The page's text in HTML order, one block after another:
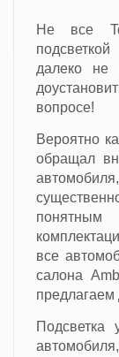
Не все
далеко не
вопросе!
Вероятно
обращал
все
салона
предлагаем
Подсветка